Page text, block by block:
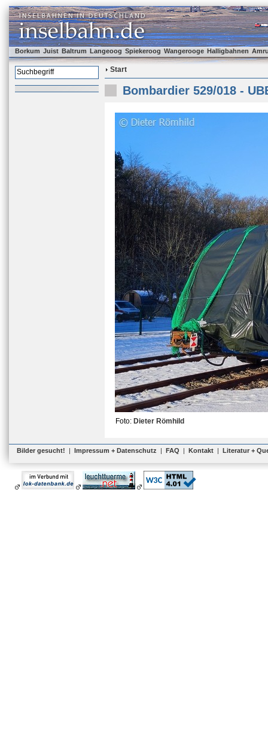
Borkum Juist Baltrum Langeoog Spiekeroog Wangerooge Halligbahnen
Start
Bombardier 529/018 -
Foto: Dieter Römhild
Bilder gesucht! | Impressum + Datenschutz | FAQ | Kontakt | Literatur +